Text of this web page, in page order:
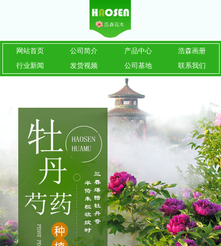
网站首页 公司简介 产品中心
浩森画册
行业新闻
发货视频 公司基地 联系我们